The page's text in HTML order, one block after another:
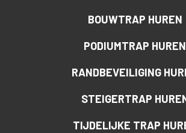
BOUWTRAP HUREN
PODIUMTRAP HUREN
RANDBEVEILIGING
STEIGERTRAP
TIJDELIJKE TRAP